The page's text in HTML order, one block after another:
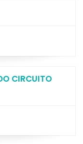
CIRCUITO